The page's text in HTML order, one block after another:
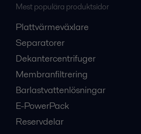
Mest populära produktsidor
Plattvärmeväxlare
Separatorer
Dekantercentrifuger
Membranfiltrering
Barlastvattenlösningar
E-PowerPack
Reservdelar